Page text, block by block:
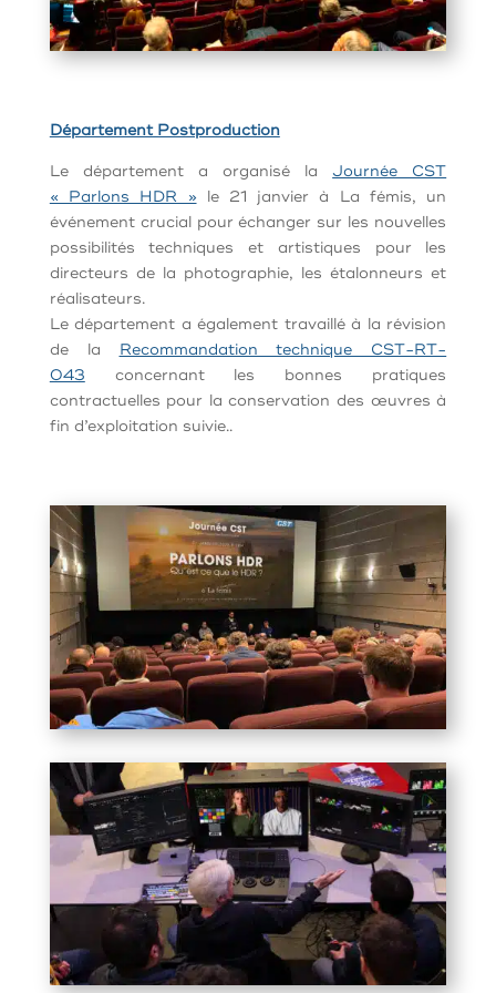
Département Postproduction
Le département a organisé laJournée CST
« Parlons HDR » le 21 janvier à La fémis, un
événement crucial pour échanger sur les nouvelles
possibilités techniques et artistiques pour les
directeurs de la photographie, les étalonneurs et
réalisateurs.
Le département a également travaillé à la révision
de la Recommandation technique CST-RT-
043 concernant les bonnes pratiques
contractuelles pour la conservation des œuvres à
fin d’exploitation suivie..